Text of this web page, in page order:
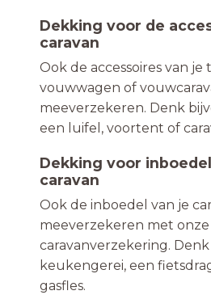
Dekking voor de
caravan
Ook de accessoires van je
vouwwagen of
meeverzekeren. Denk
een luifel, voortent of
Dekking voor
caravan
Ook de inboedel van je
meeverzekeren met onze
caravanverzekering.
keukengerei, een
gasfles.